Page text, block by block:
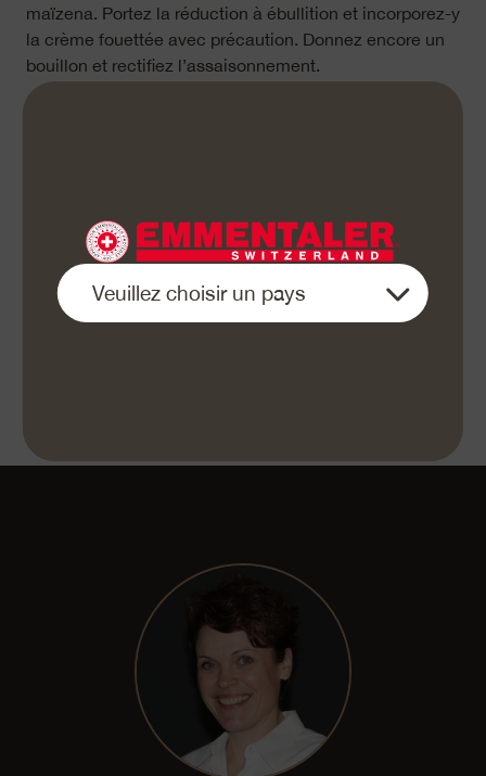
maïzena. Portez la réduction à ébullition et incorporez-y
la crème fouettée avec précaution. Donnez encore un
bouillon et rectifiez l’assaisonnement.
Retournez le flan sur l’assiette, dressez le médaillon
avec la sauce, parsemez de noix de pécan et de
morceaux de grenade, et servez immédiatement.